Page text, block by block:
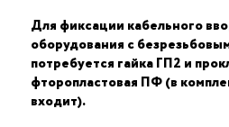
Для фиксации кабельного
оборудования с
потребуется гайка ГП2 и
фторопластовая ПФ (в
входит).